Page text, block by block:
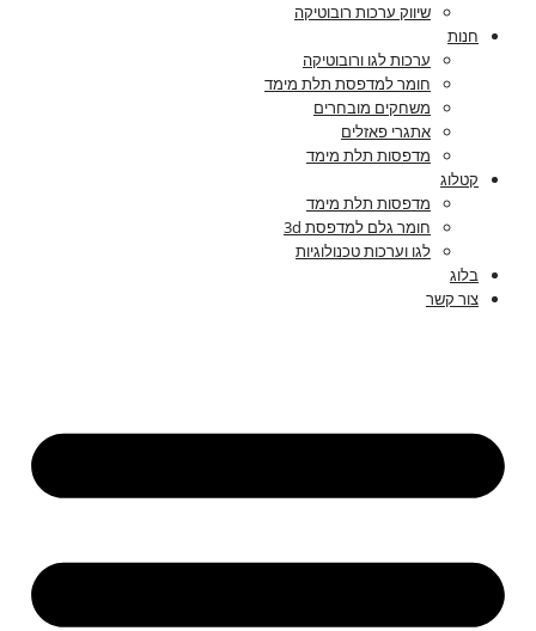
שיווק ערכות רובוטיקה
חנות
ערכות לגו ורובוטיקה
חומר למדפסת תלת מימד
משחקים מובחרים
אתגרי פאזלים
מדפסות תלת מימד
קטלוג
מדפסות תלת מימד
חומר גלם למדפסת 3d
לגו וערכות טכנולוגיות
בלוג
צור קשר